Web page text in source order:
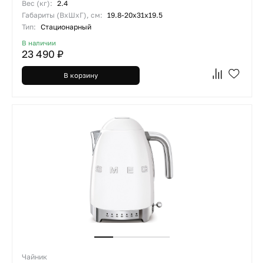
Вес (кг): 2.4
Габариты (ВхШхГ), см: 19.8-20х31х19.5
Тип: Стационарный
В наличии
23 490 ₽
В корзину
Чайник